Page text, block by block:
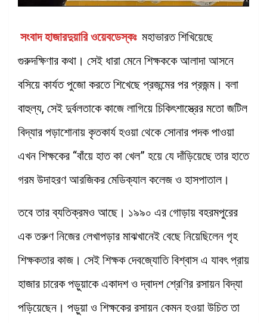
সংবাদ হাজারদুয়ারি ওয়েবডেস্কঃ মহাভারত শিখিয়েছে
গুরুদক্ষিণার কথা। সেই ধারা মেনে শিক্ষককে আলাদা আসনে
বসিয়ে কার্যত পুজো করতে শিখেছে প্রজন্মের পর প্রজন্ম। বলা
বাহুল্য, সেই দুর্বলতাকে কাজে লাগিয়ে চিকিৎশাস্ত্রের মতো জটিল
বিদ্যার পড়াশোনায় কৃতকার্য হওয়া থেকে সোনার পদক পাওয়া
এখন শিক্ষকের “বাঁয়ে হাত কা খেল” হয়ে যে দাঁড়িয়েছে তার হাতে
গরম উদাহরণ আরজিকর মেডিক্যাল কলেজ ও হাসপাতাল।
তবে তার ব্যতিক্রমও আছে। ১৯৯০ এর গোড়ায় বহরমপুরের
এক তরুণ নিজের লেখাপড়ার মাঝখানেই বেছে নিয়েছিলেন গৃহ
শিক্ষকতার কাজ। সেই শিক্ষক দেবজ্যোতি বিশ্বাস এ যাবৎ প্রায়
হাজার চারেক পড়ুয়াকে একাদশ ও দ্বাদশ শ্রেণির রসায়ন বিদ্যা
পড়িয়েছেন। পড়ুয়া ও শিক্ষকের রসায়ন কেমন হওয়া উচিত তা